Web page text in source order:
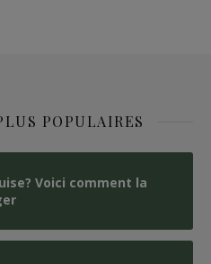
POPULAIRES
Voici comment la